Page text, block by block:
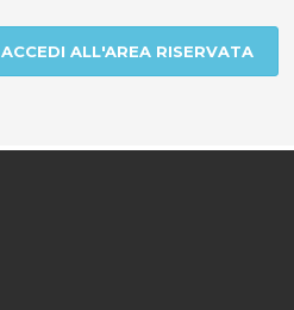
ACCEDI ALL'AREA RISERVATA